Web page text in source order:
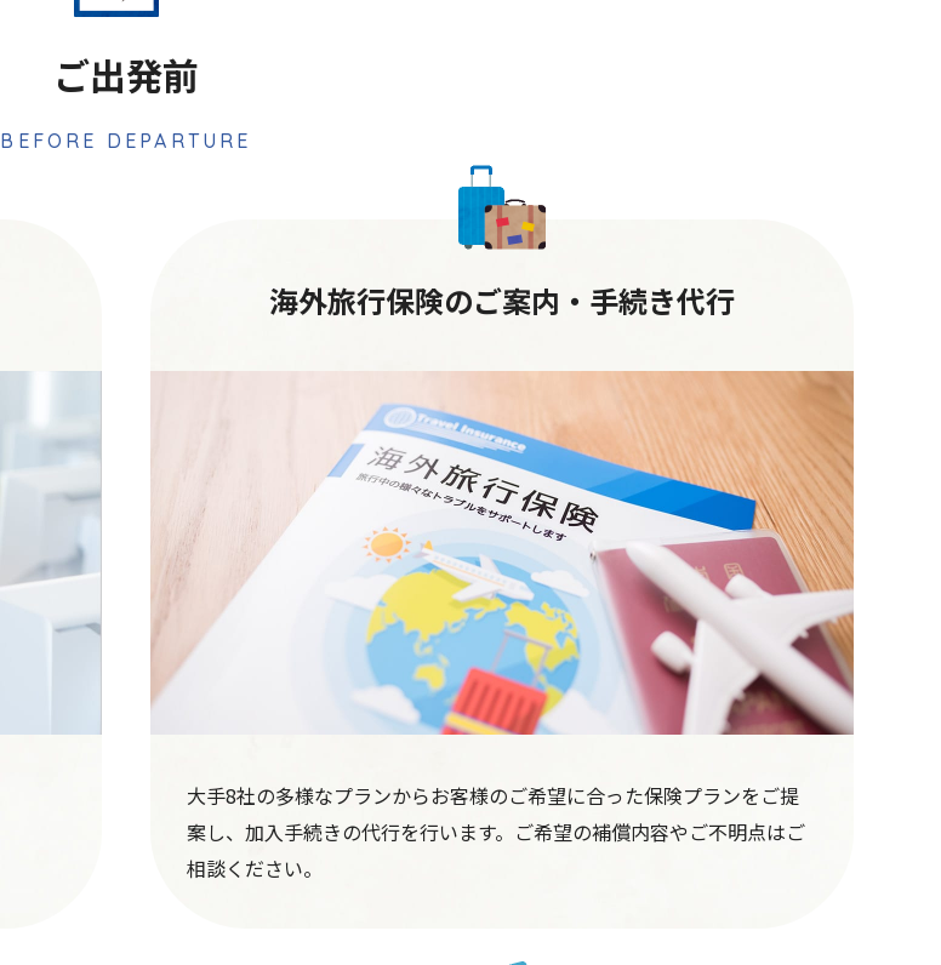
ご出発前
BEFORE DEPARTURE
海外旅行保険のご案内・手続き代行
大手8社の多様なプランからお客様のご希望に合った保険プランをご提
案し、加入手続きの代行を行います。ご希望の補償内容やご不明点はご
相談ください。